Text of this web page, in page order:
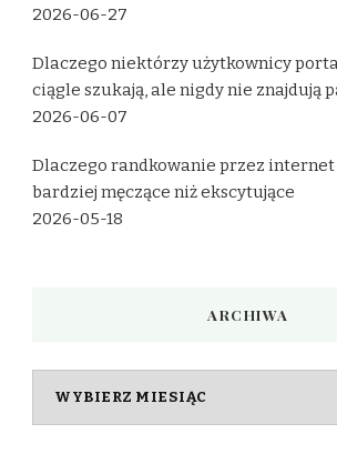
2026-06-27
Dlaczego niektórzy użytkownicy
ciągle szukają, ale nigdy nie znajdują
2026-06-07
Dlaczego randkowanie przez internet
bardziej męczące niż ekscytujące
2026-05-18
ARCHIWA